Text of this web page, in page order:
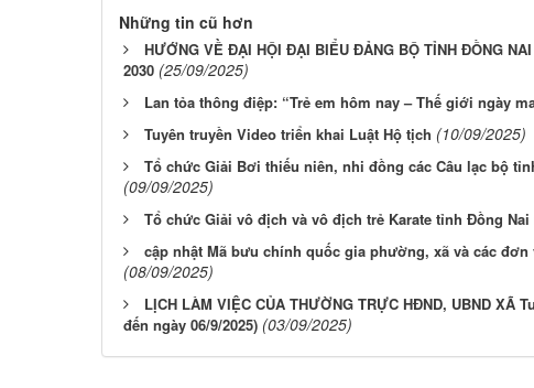
Những tin cũ hơn
HƯỚNG VỀ ĐẠI HỘI ĐẠI BIỂU ĐẢNG BỘ TỈNH ĐỒNG
2030 (25/09/2025)
Lan tỏa thông điệp: “Trẻ em hôm nay – Thế giới ngày
Tuyên truyền Video triển khai Luật Hộ tịch (10/09/2025)
Tổ chức Giải Bơi thiếu niên, nhi đồng các Câu lạc bộ
(09/09/2025)
Tổ chức Giải vô địch và vô địch trẻ Karate tỉnh Đồng Nai
cập nhật Mã bưu chính quốc gia phường, xã và các
(08/09/2025)
LỊCH LÀM VIỆC CỦA THƯỜNG TRỰC HĐND, UBND XÃ
đến ngày 06/9/2025) (03/09/2025)